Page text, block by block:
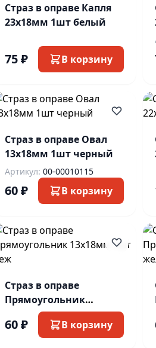
Страз в оправе Капля
23х18мм 1шт белый
75 ₽ В корзину
Страз в оправе Овал
13х18мм 1шт черный
Артикул: 00-00010115
60 ₽ В корзину
Страз в оправе
Прямоугольник
13х18мм 1шт беж
60 ₽ В корзину